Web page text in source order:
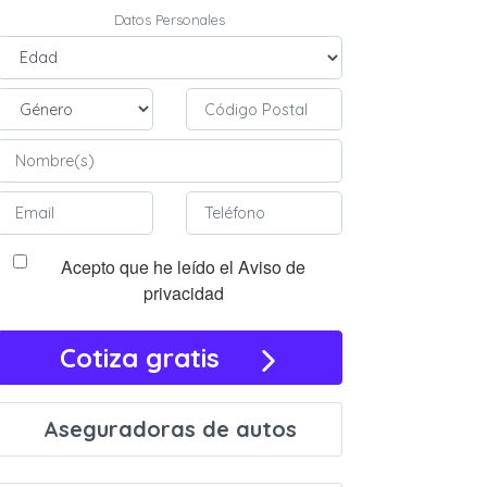
Datos Personales
Acepto que he leído el Aviso de
privacidad
Cotiza gratis
Aseguradoras de autos